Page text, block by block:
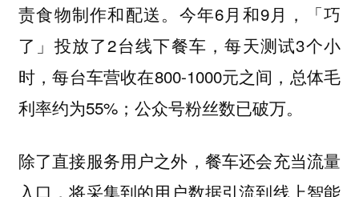
责食物制作和配送。今年6月和9月，「巧
了」投放了2台线下餐车，每天测试3个小
时，每台车营收在800-1000元之间，总体毛
利率约为55%；公众号粉丝数已破万。
除了直接服务用户之外， 餐车还会充当流量
入口，将采集到的用户数据引流到线上智能